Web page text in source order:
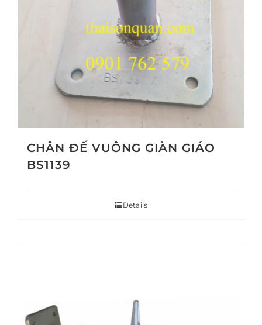
CHÂN ĐẾ VUÔNG GIÀN GIÁO
BS1139
Details